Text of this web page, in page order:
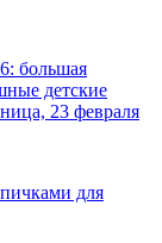
большая
детские
23 февраля
для